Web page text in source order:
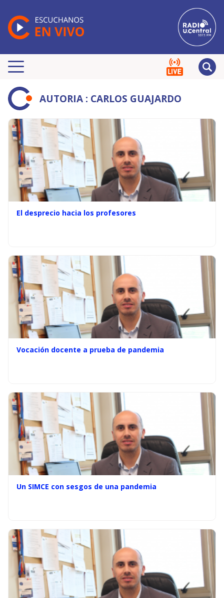
AUTORIA : CARLOS GUAJARDO
El desprecio hacia los profesores
Vocación docente a prueba de pandemia
Un SIMCE con sesgos de una pandemia